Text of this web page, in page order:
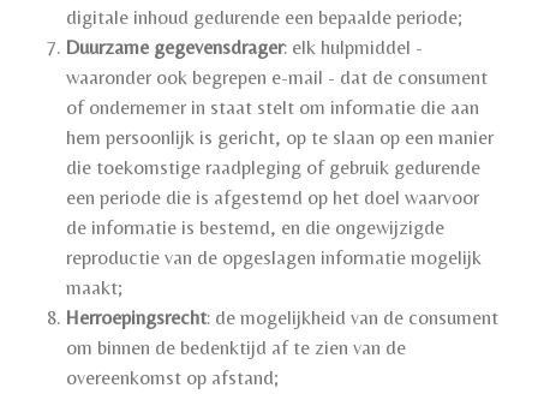
digitale inhoud gedurende een bepaalde periode;
Duurzame gegevensdrager: elk hulpmiddel -
waaronder ook begrepen e-mail - dat de consument
of ondernemer in staat stelt om informatie die aan
hem persoonlijk is gericht, op te slaan op een manier
die toekomstige raadpleging of gebruik gedurende
een periode die is afgestemd op het doel waarvoor
de informatie is bestemd, en die ongewijzigde
reproductie van de opgeslagen informatie mogelijk
maakt;
Herroepingsrecht: de mogelijkheid van de consument
om binnen de bedenktijd af te zien van de
overeenkomst op afstand;